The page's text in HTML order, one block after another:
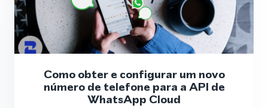
Como obter e configurar um novo
número de telefone para a API de
WhatsApp Cloud